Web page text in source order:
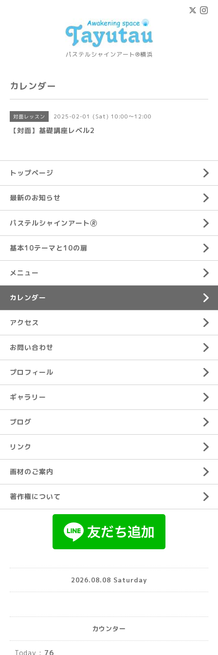
パステルシャインアート®横浜
カレンダー
対面レッスン 2025-02-01 (Sat) 10:00～12:00
【対面】基礎講座レベル2
トップページ
最新のお知らせ
パステルシャインアート🄬
基本10テーマと10の扉
メニュー
カレンダー
アクセス
お問い合わせ
プロフィール
ギャラリー
ブログ
リンク
画材のご案内
著作権について
2026.08.08 Saturday
カウンター
Today : 76